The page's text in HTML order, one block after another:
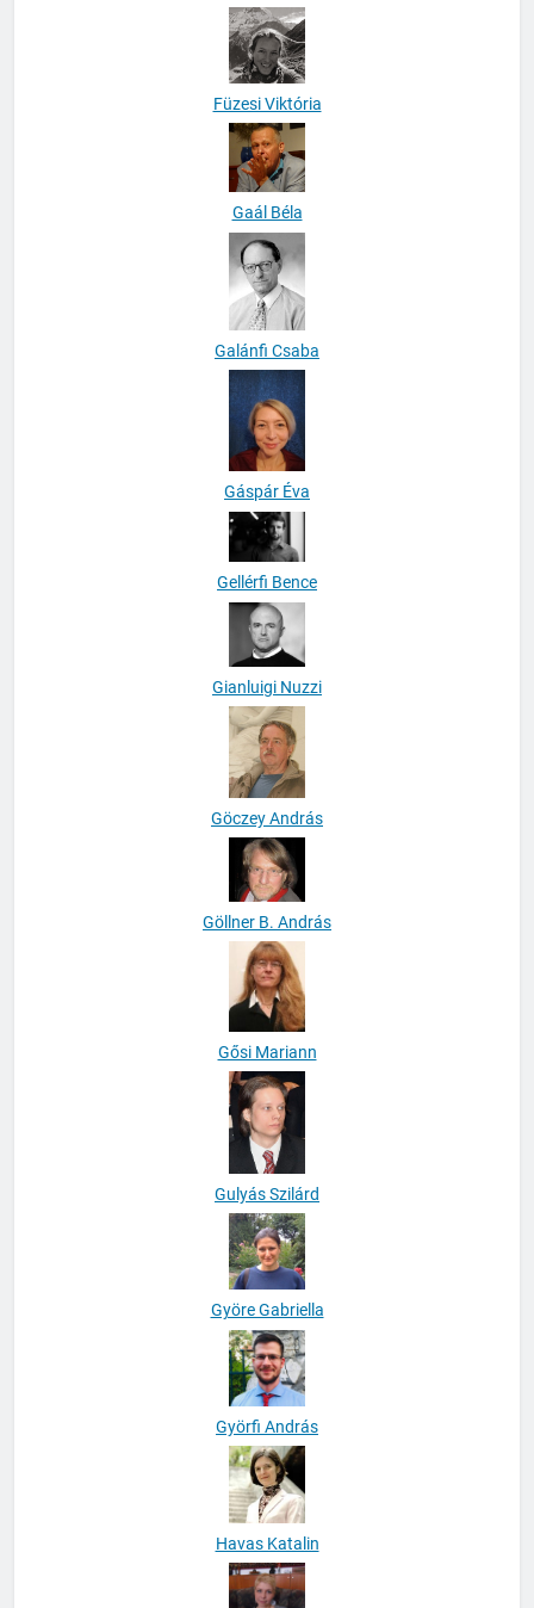
Fóti Péter Csaba
Füzesi Viktória
Gaál Béla
Galánfi Csaba
Gáspár Éva
Gellérfi Bence
Gianluigi Nuzzi
Göczey András
Göllner B. András
Gősi Mariann
Gulyás Szilárd
Györe Gabriella
Györfi András
Havas Katalin